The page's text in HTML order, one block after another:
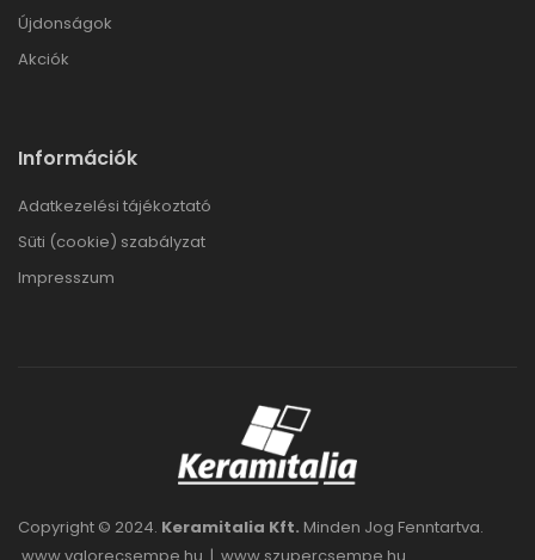
Újdonságok
Akciók
Információk
Adatkezelési tájékoztató
Süti (cookie) szabályzat
Impresszum
Copyright © 2024. Keramitalia Kft. Minden Jog Fenntartva.